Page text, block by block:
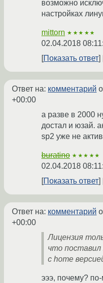
возможно
настройках
mittorn ★★★★★
02.04.2018
Показать ответ
Ответ на: комментарий
+00:00
а разве в 2000
достал и юзай.
sp2 уже не
buratino ★★★★★
02.04.2018
Показать ответ
Ответ на: комментарий
+00:00
Лицензия
что
с home
эээ, почему?